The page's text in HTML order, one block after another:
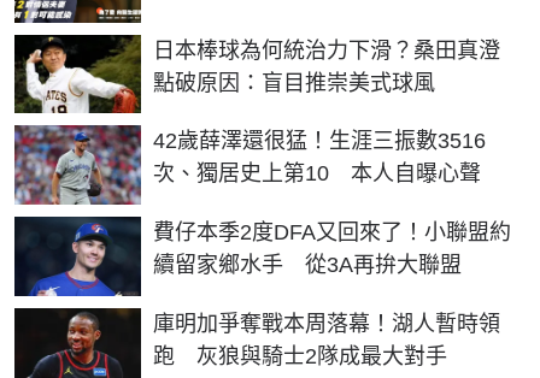
日本棒球為何統治力下滑？桑田真澄
點破原因：盲目推崇美式球風
42歲薛澤還很猛！生涯三振數3516
次、獨居史上第10 本人自曝心聲
費仔本季2度DFA又回來了！小聯盟約
續留家鄉水手 從3A再拚大聯盟
庫明加爭奪戰本周落幕！湖人暫時領
跑 灰狼與騎士2隊成最大對手